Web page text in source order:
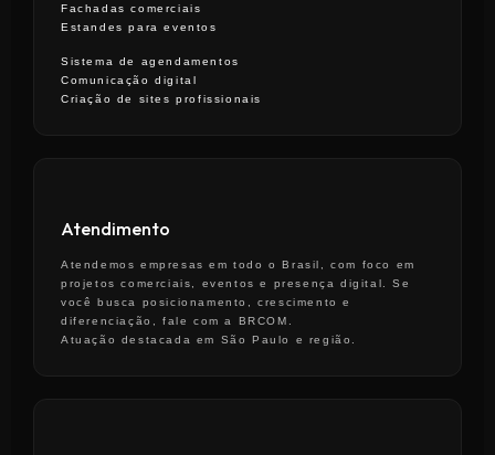
Fachadas comerciais
Estandes para eventos
Sistema de agendamentos
Comunicação digital
Criação de sites profissionais
Atendimento
Atendemos empresas em todo o Brasil, com foco em
projetos comerciais, eventos e presença digital. Se
você busca posicionamento, crescimento e
diferenciação, fale com a BRCOM.
Atuação destacada em São Paulo e região.